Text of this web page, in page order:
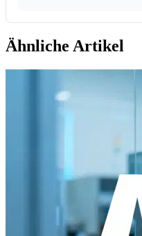
Ähnliche Artikel